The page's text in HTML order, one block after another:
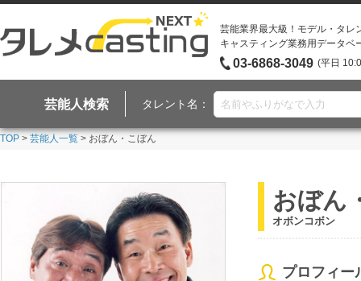
芸能業界最大級！モデル・タレ
キャスティング業務用データベ
03-6868-3049 (平日
芸能人検索 タレント名：
TOP > 芸能人一覧 > おぼん・こぼん
おぼん
オボンコボン
プロフィー